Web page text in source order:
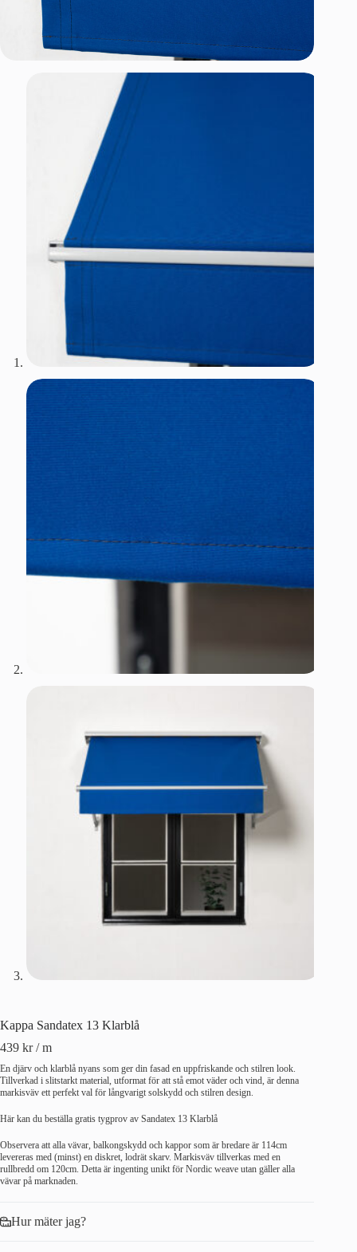
Kappa Sandatex 13 Klarblå
439 kr / m
En djärv och klarblå nyans som ger din fasad en uppfriskande och stilren look.
Tillverkad i slitstarkt material, utformat för att stå emot väder och vind, är denna
markisväv ett perfekt val för långvarigt solskydd och stilren design.
Här kan du beställa gratis tygprov av Sandatex 13 Klarblå
Observera att alla vävar, balkongskydd och kappor som är bredare är 114cm
levereras med (minst) en diskret, lodrät skarv. Markisväv tillverkas med en
rullbredd om 120cm. Detta är ingenting unikt för Nordic weave utan gäller alla
vävar på marknaden.
Hur mäter jag?